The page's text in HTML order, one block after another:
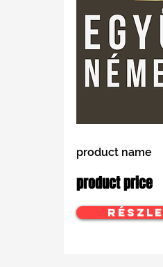
product name
product price